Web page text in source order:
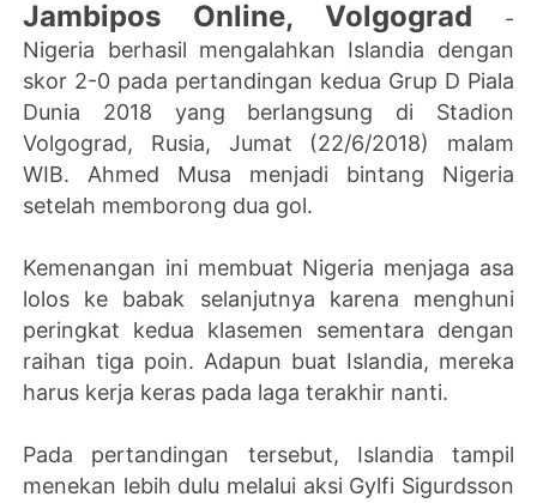
Jambipos Online, Volgograd
-
Nigeria berhasil mengalahkan Islandia dengan
skor 2-0 pada pertandingan kedua Grup D Piala
Dunia 2018 yang berlangsung di Stadion
Volgograd, Rusia, Jumat (22/6/2018) malam
WIB. Ahmed Musa menjadi bintang Nigeria
setelah memborong dua gol.
Kemenangan ini membuat Nigeria menjaga asa
lolos ke babak selanjutnya karena menghuni
peringkat kedua klasemen sementara dengan
raihan tiga poin. Adapun buat Islandia, mereka
harus kerja keras pada laga terakhir nanti.
Pada pertandingan tersebut, Islandia tampil
menekan lebih dulu melalui aksi Gylfi Sigurdsson